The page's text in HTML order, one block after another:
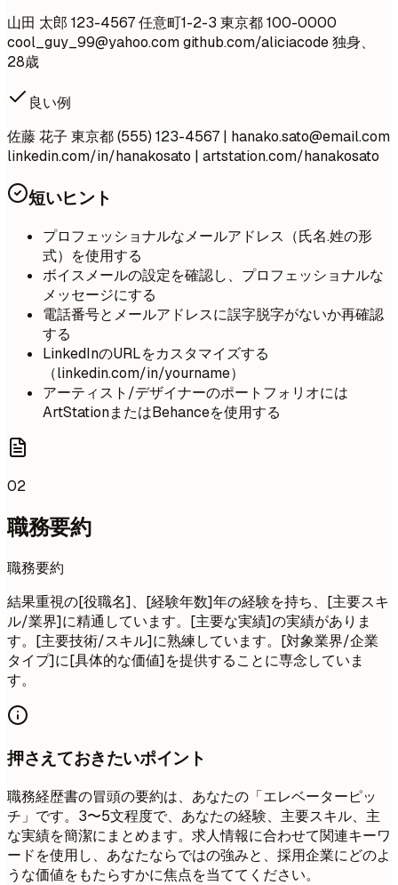
山田 太郎 123-4567 任意町1-2-3 東京都 100-0000
cool_guy_99@yahoo.comgithub.com/aliciacode 独身、
28歳
良い例
佐藤 花子 東京都 (555) 123-4567 | hanako.sato@email.com
linkedin.com/in/hanakosato | artstation.com/hanakosato
短いヒント
プロフェッショナルなメールアドレス（氏名.姓の形
式）を使用する
ボイスメールの設定を確認し、プロフェッショナルな
メッセージにする
電話番号とメールアドレスに誤字脱字がないか再確認
する
LinkedInのURLをカスタマイズする
（linkedin.com/in/yourname）
アーティスト/デザイナーのポートフォリオには
ArtStationまたはBehanceを使用する
02
職務要約
職務要約
結果重視の[役職名]、[経験年数]年の経験を持ち、[主要スキ
ル/業界]に精通しています。[主要な実績]の実績がありま
す。[主要技術/スキル]に熟練しています。[対象業界/企業
タイプ]に[具体的な価値]を提供することに専念していま
す。
押さえておきたいポイント
職務経歴書の冒頭の要約は、あなたの「エレベーターピッ
チ」です。3〜5文程度で、あなたの経験、主要スキル、主
な実績を簡潔にまとめます。求人情報に合わせて関連キーワ
ードを使用し、あなたならではの強みと、採用企業にどのよ
うな価値をもたらすかに焦点を当ててください。